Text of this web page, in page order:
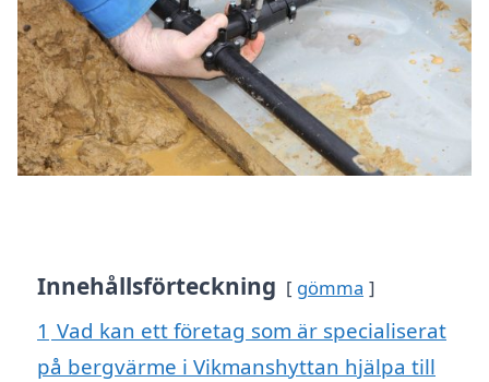
Innehållsförteckning gömma
1 Vad kan ett företag som är specialiserat
på bergvärme i Vikmanshyttan hjälpa till